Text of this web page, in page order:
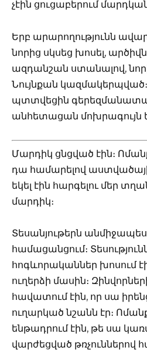
չէին ցուցաբերում
Երբ արարողությունն
նորից սկսեց խոսել,
ազդանշան ստանալով,
Նույնքան
պտտվեցին
անհետացան մոխրագույն
Մարդիկ ցնցված էին։
դա համարելով
եկել էին հարգելու մեր
մարդիկ։
Տեսանյութերն
համացանցում։
հոգևորականներ խոսում
ուղերձի մասին։
հավատում էին, որ սա
ուղարկած նշանն էր։ Ոմանք
ենթադրում էին, թե սա
վարժեցված թռչուններով